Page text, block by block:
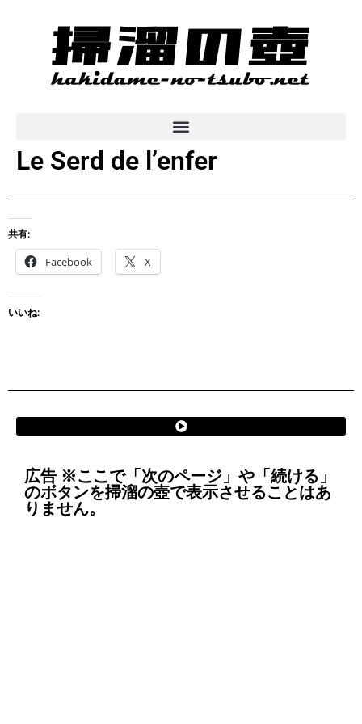
Le Serd de l’enfer
共有:
Facebook X
いいね:
広告 ※ここで「次のページ」や「続ける」
のボタンを掃溜の壺で表示させることはあ
りません。